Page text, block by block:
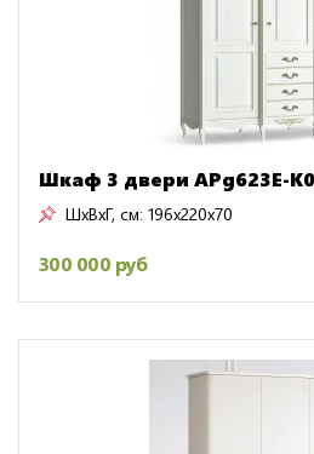
Шкаф 3 двери APg623E-
ШxВxГ, см: 196x220x70
300 000 руб